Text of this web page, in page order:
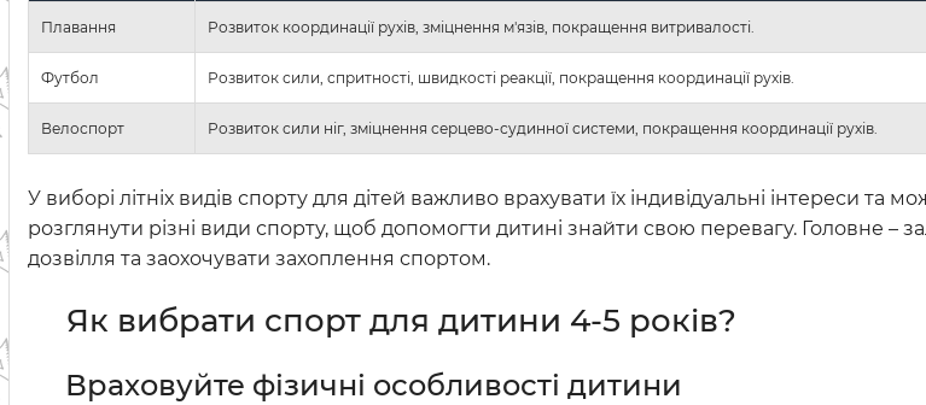
Плавання Розвиток координації рухів, зміцнення м'язів, покращення витривалості.
Футбол Розвиток сили, спритності, швидкості реакції, покращення координації рухів.
Велоспорт Розвиток сили ніг, зміцнення серцево-судинної системи, покращення координації рухів.
У виборі літніх видів спорту для дітей важливо врахувати їх індивідуальні інтереси та
розглянути різні види спорту, щоб допомогти дитині знайти свою перевагу. Головне –
дозвілля та заохочувати захоплення спортом.
Як вибрати спорт для дитини 4-5 років?
Враховуйте фізичні особливості дитини